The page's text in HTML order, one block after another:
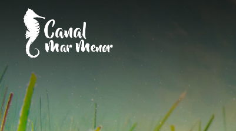
content